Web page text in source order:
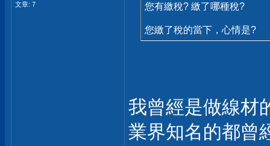
文章: 7
您有繳稅? 繳了哪種稅?
您繳了稅的當下，心情是?
我曾經是做線材
業界知名的都曾